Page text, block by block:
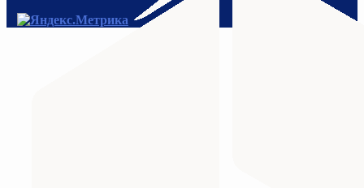
МИНИСТЕРСТВО ПРОСВЕЩЕНИЯ